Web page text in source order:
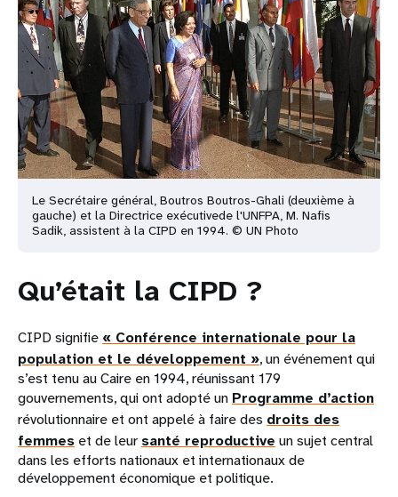
Le Secrétaire général, Boutros Boutros-Ghali (deuxième à
gauche) et la Directrice exécutivede l'UNFPA, M. Nafis
Sadik, assistent à la CIPD en 1994. © UN Photo
Qu’était la CIPD ?
CIPD signifie « Conférence internationale pour la
population et le développement », un événement qui
s’est tenu au Caire en 1994, réunissant 179
gouvernements, qui ont adopté un Programme d’action
révolutionnaire et ont appelé à faire des droits des
femmes et de leur santé reproductive un sujet central
dans les efforts nationaux et internationaux de
développement économique et politique.